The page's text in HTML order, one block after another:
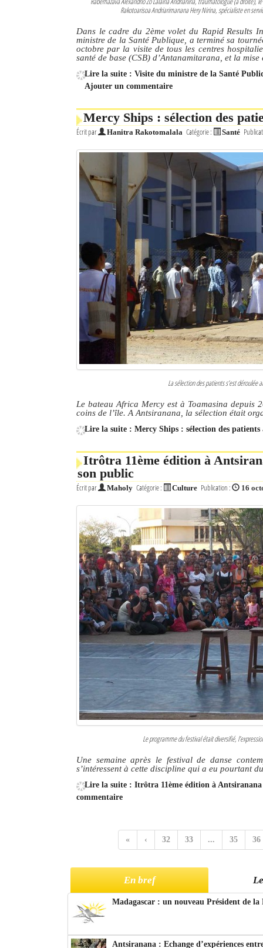
Rakotoarisoa Andriarimanana Hery Nirina, spécialiste en
Dans le cadre du 2ème volet du Rapid Results
ministre de la Santé Publique, a terminé sa
octobre par la visite de tous les centres
santé de base (CSB) d’Antanamitarana, et la
Lire la suite : Visite du ministre de la Santé
Ajouter un commentaire
Mercy Ships : sélection des
Écrit par Hanitra Rakotomalala Catégorie : Santé
La sélection des patients s’est déroulée
Le bateau Africa Mercy est à Toamasina depuis
coins de l’île. A Antsiranana, la sélection était
Lire la suite : Mercy Ships : sélection des patients
Itrôtra 11ème édition à
son public
Écrit par Maholy Catégorie : Culture Publication : 16
Le programme du festival était diversifié,
Une semaine après le festival de danse
s’intéressent à cette discipline qui a eu pourtant
Lire la suite : Itrôtra 11ème édition à
commentaire
« ‹ 32 33 ... 35 36
En bref
Madagascar : un nouveau Président de
Antsiranana : Echange d’expériences